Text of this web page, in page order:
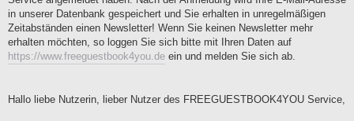
in unserer Datenbank gespeichert und Sie erhalten in unregelmäßigen
Zeitabständen einen Newsletter! Wenn Sie keinen Newsletter mehr
erhalten möchten, so loggen Sie sich bitte mit Ihren Daten auf
https://www.freeguestbook4you.de ein und melden Sie sich ab.
Hallo liebe Nutzerin, lieber Nutzer des FREEGUESTBOOK4YOU Service,